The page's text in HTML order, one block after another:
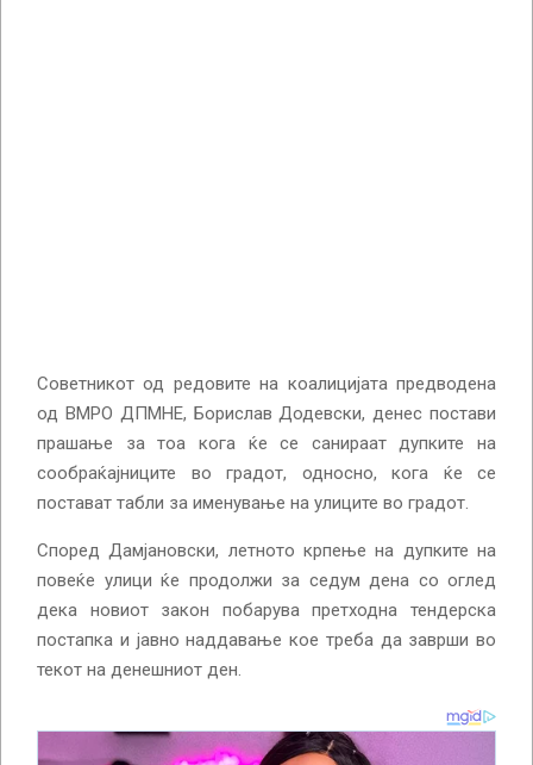
Советникот од редовите на коалицијата предводена
од ВМРО ДПМНЕ, Борислав Додевски, денес постави
прашање за тоа кога ќе се санираат дупките на
сообраќајниците во градот, односно, кога ќе се
постават табли за именување на улиците во градот.
Според Дамјановски, летното крпење на дупките на
повеќе улици ќе продолжи за седум дена со оглед
дека новиот закон побарува претходна тендерска
постапка и јавно наддавање кое треба да заврши во
текот на денешниот ден.